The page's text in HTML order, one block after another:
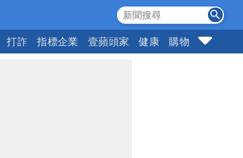
打詐 指標企業 壹蘋頭家 健康 購物 女神